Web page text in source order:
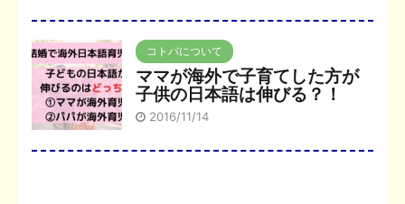
コトバについて
ママが海外で子育てした方が
子供の日本語は伸びる？！
2016/11/14